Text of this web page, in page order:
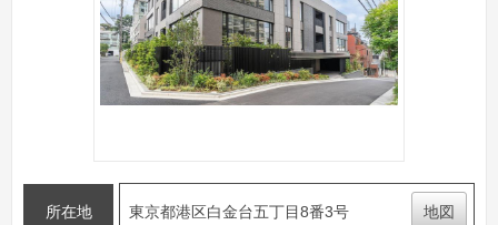
所在地 東京都港区白金台五丁目8番3号 地図